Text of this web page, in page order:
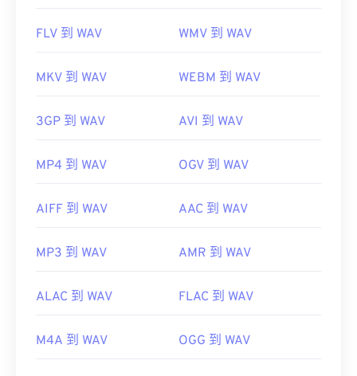
FLV 到 WAV WMV 到 WAV
MKV 到 WAV WEBM 到 WAV
3GP 到 WAV AVI 到 WAV
MP4 到 WAV OGV 到 WAV
AIFF 到 WAV AAC 到 WAV
MP3 到 WAV AMR 到 WAV
ALAC 到 WAV FLAC 到 WAV
M4A 到 WAV OGG 到 WAV